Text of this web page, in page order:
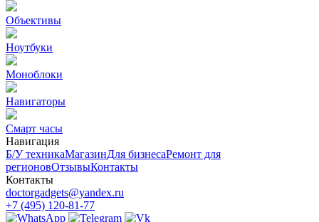
Объективы
Ноутбуки
Моноблоки
Навигаторы
Смарт часы
Навигация
Б/У техникaМагазинДля бизнесаРемонт для
регионовОтзывыКонтакты
Контакты
doctorgadgets@yandex.ru
+7 (495) 120-81-77